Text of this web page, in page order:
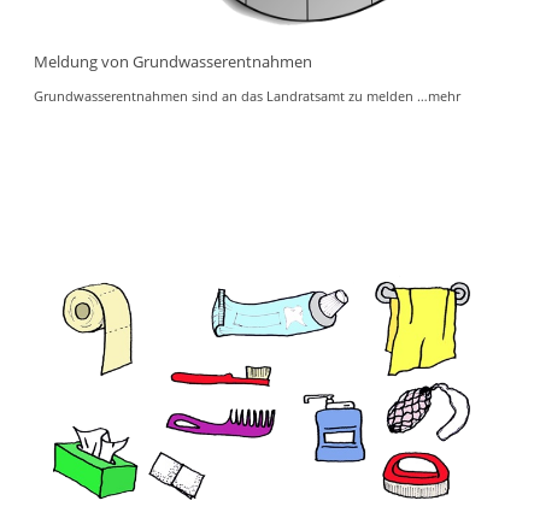
Meldung von Grundwasserentnahmen
Grundwasserentnahmen sind an das Landratsamt zu melden …mehr